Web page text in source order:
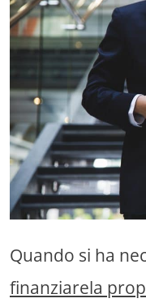
Quando si ha
finanziarela